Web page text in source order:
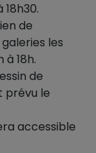
de
les
18h.
de
prévu le
accessible